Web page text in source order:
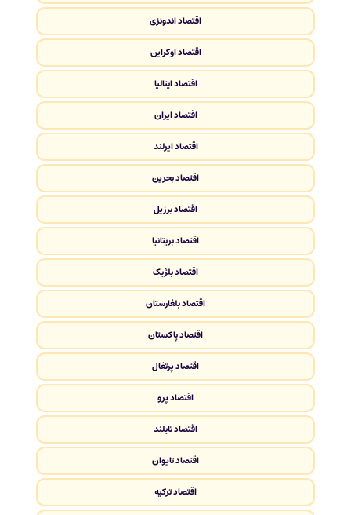
اقتصاد اندونزی
اقتصاد اوکراین
اقتصاد ایتالیا
اقتصاد ایران
اقتصاد ایرلند
اقتصاد بحرین
اقتصاد برزیل
اقتصاد بریتانیا
اقتصاد بلژیک
اقتصاد بلغارستان
اقتصاد پاکستان
اقتصاد پرتغال
اقتصاد پرو
اقتصاد تایلند
اقتصاد تایوان
اقتصاد ترکیه